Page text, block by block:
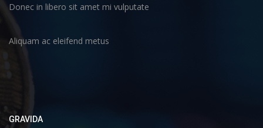
Donec in libero sit amet mi vulputate
Aliquam ac eleifend metus
GRAVIDA